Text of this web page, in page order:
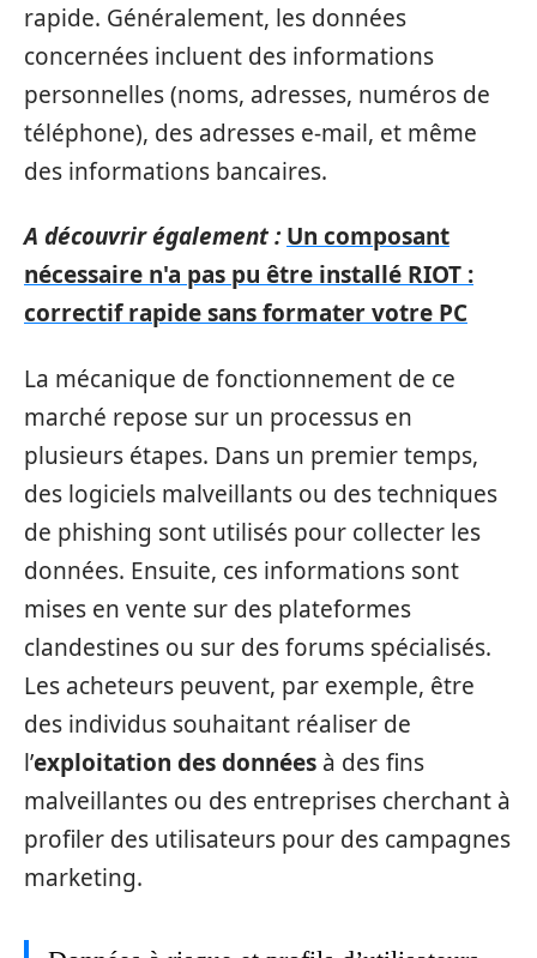
rapide. Généralement, les données
concernées incluent des informations
personnelles (noms, adresses, numéros de
téléphone), des adresses e-mail, et même
des informations bancaires.
A découvrir également : Un composant
nécessaire n'a pas pu être installé RIOT :
correctif rapide sans formater votre PC
La mécanique de fonctionnement de ce
marché repose sur un processus en
plusieurs étapes. Dans un premier temps,
des logiciels malveillants ou des techniques
de phishing sont utilisés pour collecter les
données. Ensuite, ces informations sont
mises en vente sur des plateformes
clandestines ou sur des forums spécialisés.
Les acheteurs peuvent, par exemple, être
des individus souhaitant réaliser de
l’exploitation des données à des fins
malveillantes ou des entreprises cherchant à
profiler des utilisateurs pour des campagnes
marketing.